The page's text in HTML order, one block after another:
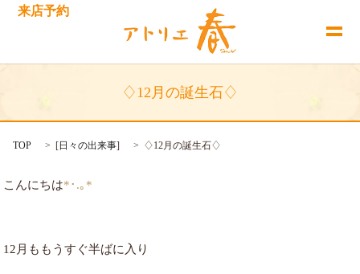
来店予約
♢12月の誕生石♢
TOP [日々の出来事] ♢12月の誕生石♢
こんにちは*･.｡*
12月ももうすぐ半ばに入り